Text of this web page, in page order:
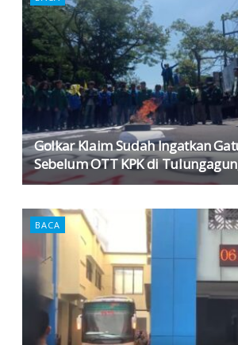
Golkar Klaim Sudah Ingatkan
Sebelum OTT KPK di
BACA